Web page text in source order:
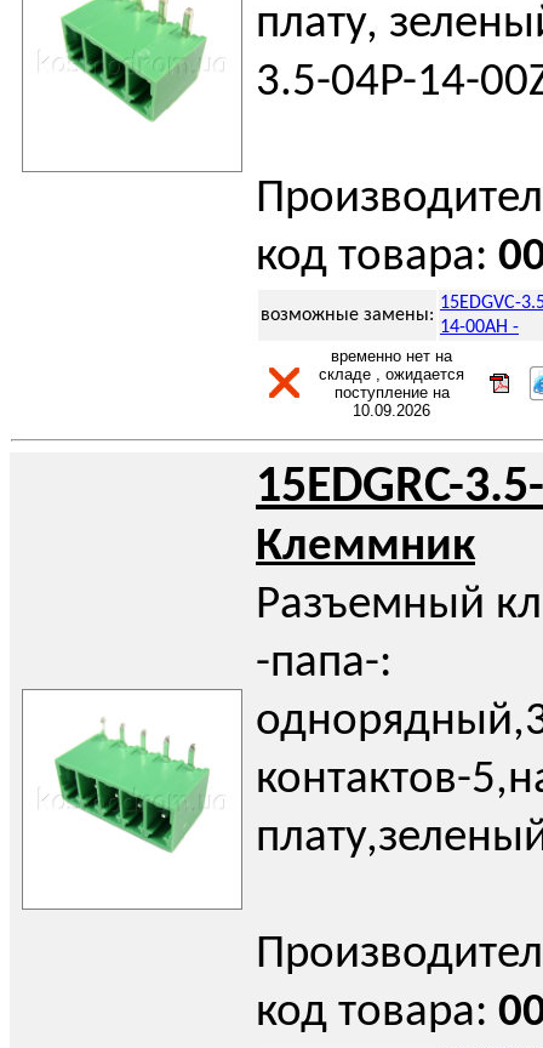
плату,
3.5-04P-14-
код товара:
возможные замены:
15EDGVC-
14-00AH -
временно нет на
складе , ожидается
поступление на
10.09.2026
15EDGRC-
Клеммник
Разъемный
-папа-:
контактов-
код товара: